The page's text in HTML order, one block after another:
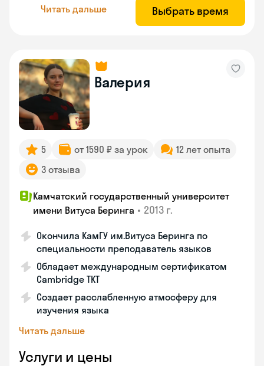
Читать дальше Выбрать время
Валерия
5 от 1590 ₽ за урок
12 лет опыта
3 отзыва
Камчатский государственный университет
имени Витуса Беринга • 2013 г.
Окончила КамГУ им.Витуса Беринга по
специальности преподаватель языков
Обладает международным сертификатом
Cambridge TKT
Создает расслабленную атмосферу для
изучения языка
Читать дальше
Услуги и цены